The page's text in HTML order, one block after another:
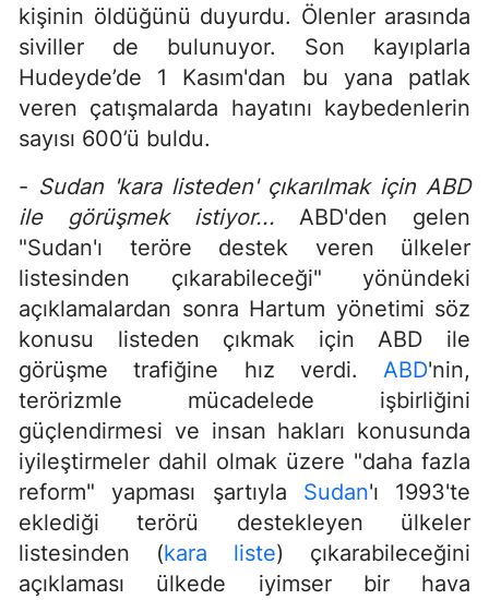
kişinin öldüğünü duyurdu. Ölenler arasında
siviller de bulunuyor. Son kayıplarla
Hudeyde’de 1 Kasım'dan bu yana patlak
veren çatışmalarda hayatını kaybedenlerin
sayısı 600’ü buldu.
- Sudan 'kara listeden' çıkarılmak için ABD
ile görüşmek istiyor... ABD'den gelen
"Sudan'ı teröre destek veren ülkeler
listesinden çıkarabileceği" yönündeki
açıklamalardan sonra Hartum yönetimi söz
konusu listeden çıkmak için ABD ile
görüşme trafiğine hız verdi. ABD'nin,
terörizmle mücadelede işbirliğini
güçlendirmesi ve insan hakları konusunda
iyileştirmeler dahil olmak üzere "daha fazla
reform" yapması şartıyla Sudan'ı 1993'te
eklediği terörü destekleyen ülkeler
listesinden (kara liste) çıkarabileceğini
açıklaması ülkede iyimser bir hava